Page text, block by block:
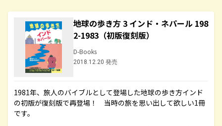
地球の歩き方 3 インド・ネパール 198
2-1983（初版復刻版）
D-Books
2018.12.20 発売
1981年、旅人のバイブルとして登場した地球の歩き方インド
の初版が復刻版で再登場！ 当時の旅を思い出して欲しい1冊
です。